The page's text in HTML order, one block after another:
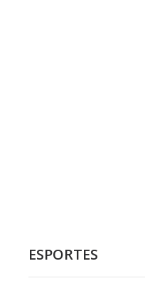
ESPORTES